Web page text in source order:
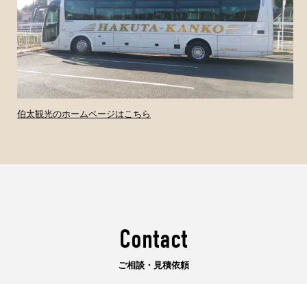
伯太観光のホームページはこちら
Contact
ご相談・見積依頼